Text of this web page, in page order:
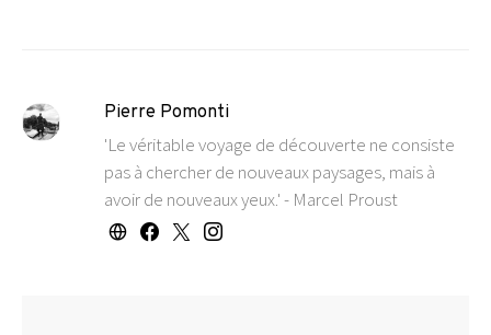
Pierre Pomonti
'Le véritable voyage de découverte ne consiste
pas à chercher de nouveaux paysages, mais à
avoir de nouveaux yeux.' - Marcel Proust